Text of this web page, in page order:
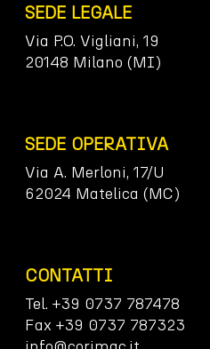
SEDE LEGALE
Via P.O. Vigliani, 19
20148 Milano (MI)
SEDE OPERATIVA
Via A. Merloni, 17/U
62024 Matelica (MC)
CONTATTI
Tel. +39 0737 787478
Fax +39 0737 787323